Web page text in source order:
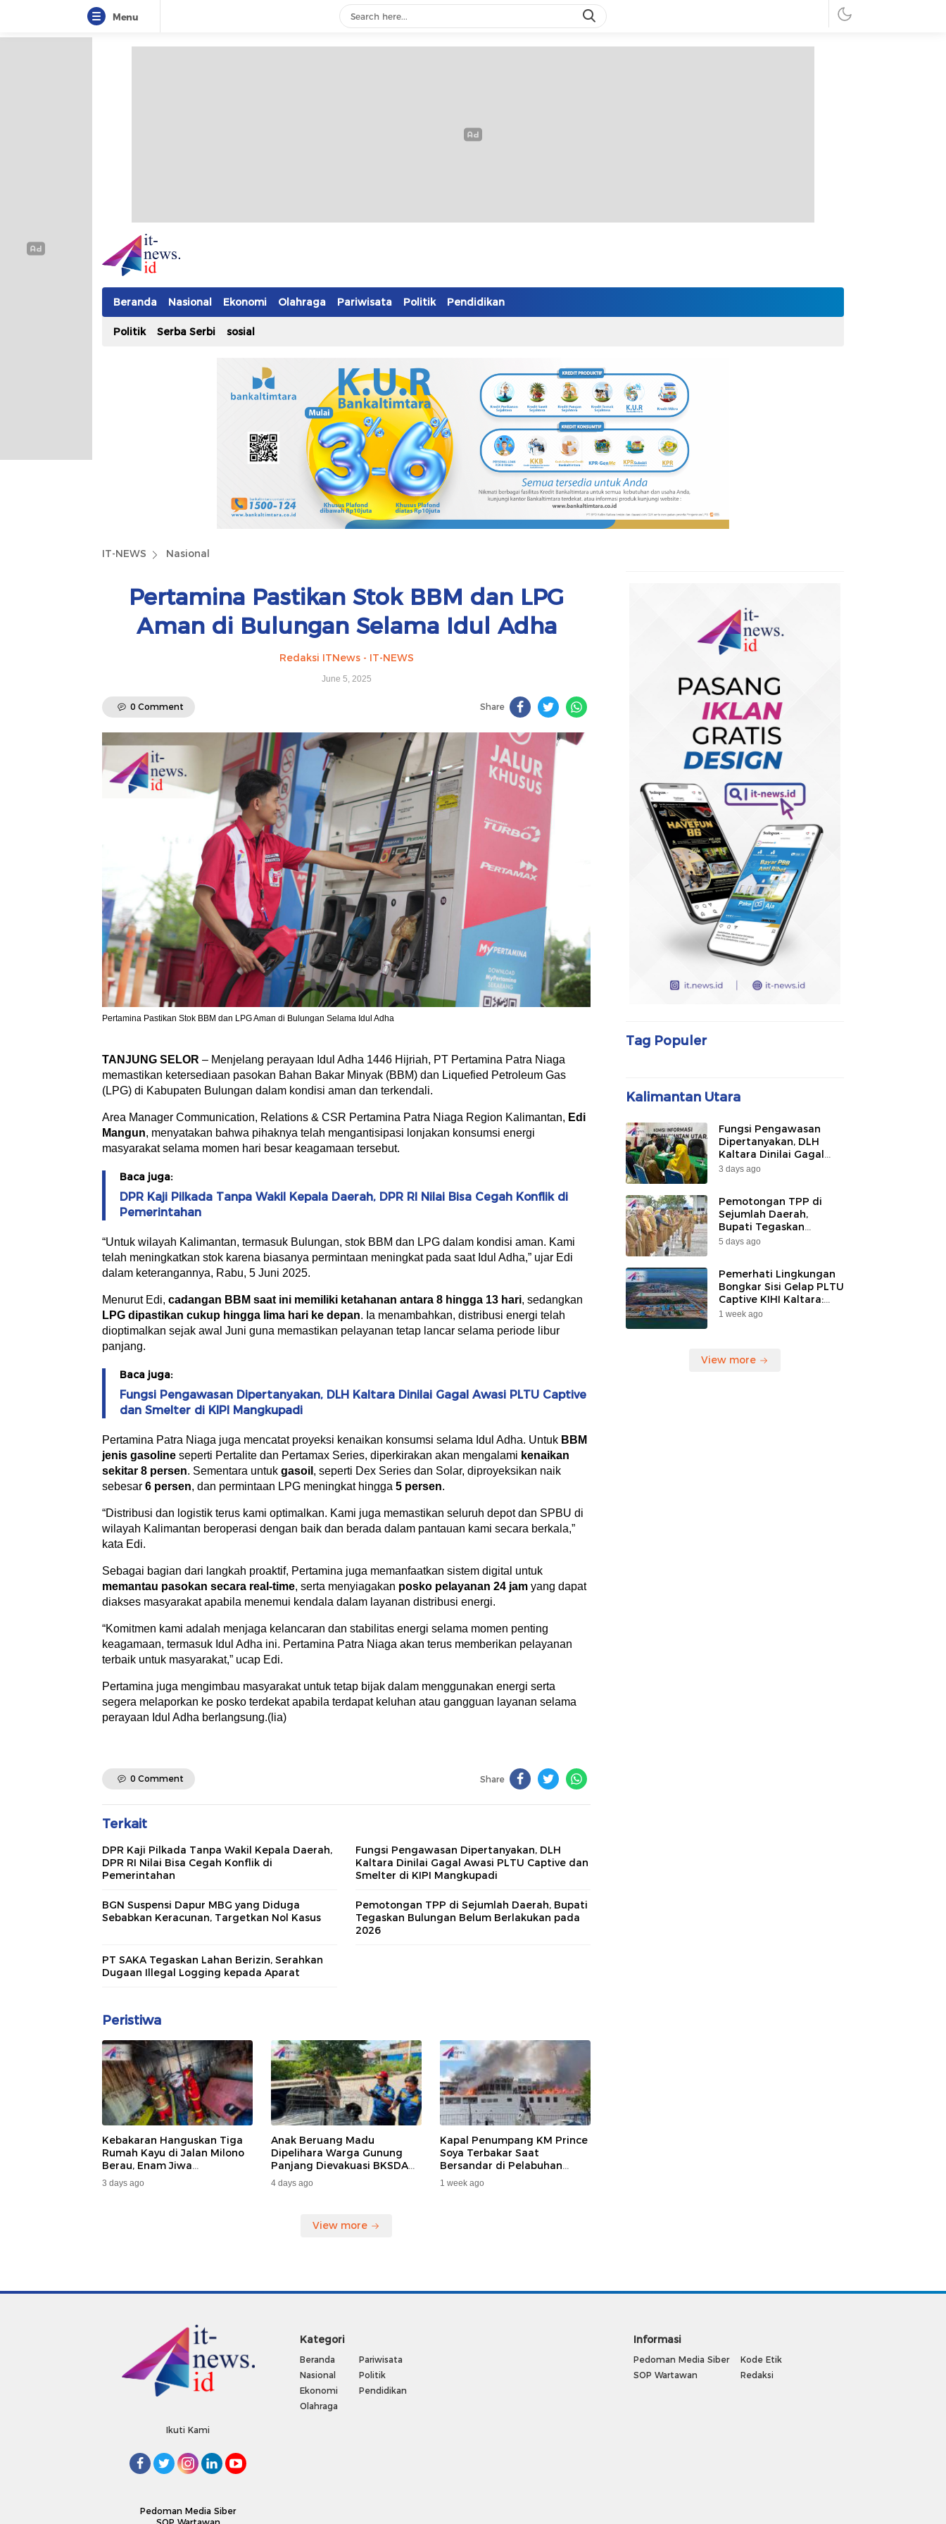
Menu
IT-NEWS
Update Cepat, Cerdas, dan Terpercaya
Beranda Nasional Ekonomi Olahraga Pariwisata Politik Pendidikan
Politik Serba Serbi sosial
IT-NEWS Nasional
Pertamina Pastikan Stok BBM dan LPG
Aman di Bulungan Selama Idul Adha
Redaksi ITNews - IT-NEWS
June 5, 2025
0 Comment Share
Pertamina Pastikan Stok BBM dan LPG Aman di Bulungan Selama Idul Adha
TANJUNG SELOR – Menjelang perayaan Idul Adha 1446 Hijriah, PT Pertamina Patra Niaga
memastikan ketersediaan pasokan Bahan Bakar Minyak (BBM) dan Liquefied Petroleum Gas
(LPG) di Kabupaten Bulungan dalam kondisi aman dan terkendali.
Area Manager Communication, Relations & CSR Pertamina Patra Niaga Region Kalimantan, Edi
Mangun, menyatakan bahwa pihaknya telah mengantisipasi lonjakan konsumsi energi
masyarakat selama momen hari besar keagamaan tersebut.
Baca juga:
DPR Kaji Pilkada Tanpa Wakil Kepala Daerah, DPR RI Nilai Bisa Cegah Konflik di
Pemerintahan
“Untuk wilayah Kalimantan, termasuk Bulungan, stok BBM dan LPG dalam kondisi aman. Kami
telah meningkatkan stok karena biasanya permintaan meningkat pada saat Idul Adha,” ujar Edi
dalam keterangannya, Rabu, 5 Juni 2025.
Menurut Edi, cadangan BBM saat ini memiliki ketahanan antara 8 hingga 13 hari, sedangkan
LPG dipastikan cukup hingga lima hari ke depan. Ia menambahkan, distribusi energi telah
dioptimalkan sejak awal Juni guna memastikan pelayanan tetap lancar selama periode libur
panjang.
Baca juga:
Fungsi Pengawasan Dipertanyakan, DLH Kaltara Dinilai Gagal Awasi PLTU Captive
dan Smelter di KIPI Mangkupadi
Pertamina Patra Niaga juga mencatat proyeksi kenaikan konsumsi selama Idul Adha. Untuk BBM
jenis gasoline seperti Pertalite dan Pertamax Series, diperkirakan akan mengalami kenaikan
sekitar 8 persen. Sementara untuk gasoil , seperti Dex Series dan Solar, diproyeksikan naik
sebesar 6 persen, dan permintaan LPG meningkat hingga 5 persen.
“Distribusi dan logistik terus kami optimalkan. Kami juga memastikan seluruh depot dan SPBU di
wilayah Kalimantan beroperasi dengan baik dan berada dalam pantauan kami secara berkala,”
kata Edi.
Sebagai bagian dari langkah proaktif, Pertamina juga memanfaatkan sistem digital untuk
memantau pasokan secara real-time, serta menyiagakan posko pelayanan 24 jam yang dapat
diakses masyarakat apabila menemui kendala dalam layanan distribusi energi.
“Komitmen kami adalah menjaga kelancaran dan stabilitas energi selama momen penting
keagamaan, termasuk Idul Adha ini. Pertamina Patra Niaga akan terus memberikan pelayanan
terbaik untuk masyarakat,” ucap Edi.
Pertamina juga mengimbau masyarakat untuk tetap bijak dalam menggunakan energi serta
segera melaporkan ke posko terdekat apabila terdapat keluhan atau gangguan layanan selama
perayaan Idul Adha berlangsung.(lia)
0 Comment Share
Terkait
DPR Kaji Pilkada Tanpa Wakil Kepala Daerah,
DPR RI Nilai Bisa Cegah Konflik di
Pemerintahan
Fungsi Pengawasan Dipertanyakan, DLH
Kaltara Dinilai Gagal Awasi PLTU Captive dan
Smelter di KIPI Mangkupadi
BGN Suspensi Dapur MBG yang Diduga
Sebabkan Keracunan, Targetkan Nol Kasus
Pemotongan TPP di Sejumlah Daerah, Bupati
Tegaskan Bulungan Belum Berlakukan pada
2026
PT SAKA Tegaskan Lahan Berizin, Serahkan
Dugaan Illegal Logging kepada Aparat
Peristiwa
Kebakaran Hanguskan Tiga
Rumah Kayu di Jalan Milono
Berau, Enam Jiwa
Terdampak
3 days ago
Anak Beruang Madu
Dipelihara Warga Gunung
Panjang Dievakuasi BKSDA
Dan DAMKAR
4 days ago
Kapal Penumpang KM Prince
Soya Terbakar Saat
Bersandar di Pelabuhan
Samarinda, Keberangkatan
Penumpang Dialihkan
1 week ago
View more
Tag Populer
Kalimantan Utara
Fungsi Pengawasan
Dipertanyakan, DLH
Kaltara Dinilai Gagal
Awasi PLTU Captive dan
3 days ago
Pemotongan TPP di
Sejumlah Daerah,
Bupati Tegaskan
Bulungan Belum
5 days ago
Pemerhati Lingkungan
Bongkar Sisi Gelap PLTU
Captive KIHI Kaltara:
“Industri Hijau Hanya
1 week ago
View more
Ikuti Kami
Pedoman Media Siber
Kategori
Beranda
Nasional
Ekonomi
Olahraga
Pariwisata
Politik
Pendidikan
Informasi
Pedoman Media Siber
SOP Wartawan
Kode Etik
Redaksi